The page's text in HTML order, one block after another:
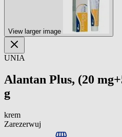
View larger image
UNIA
Alantan Plus, (20
g
krem
Zarezerwuj